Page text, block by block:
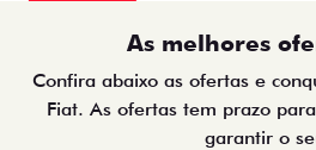
As melhores
Confira abaixo as ofertas e
Fiat. As ofertas tem prazo
garantir o